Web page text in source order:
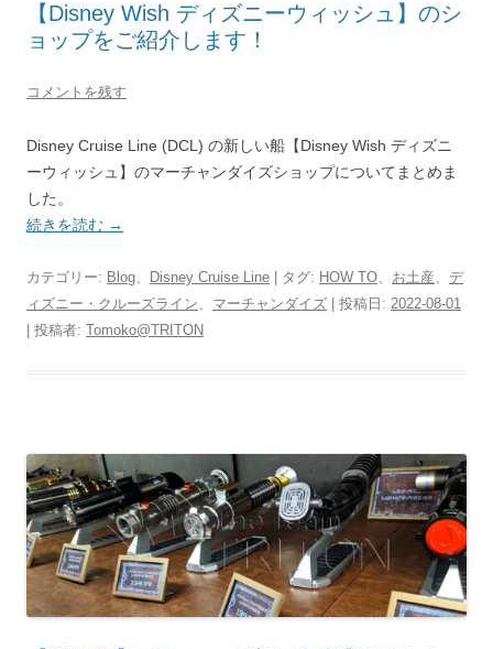
【Disney Wish ディズニーウィッシュ】のシ
ョップをご紹介します！
コメントを残す
Disney Cruise Line (DCL) の新しい船【Disney Wish ディズニ
ーウィッシュ】のマーチャンダイズショップについてまとめま
した。
続きを読む →
カテゴリー: Blog、 Disney Cruise Line | タグ: HOW TO、 お土産、 デ
ィズニー・クルーズライン、 マーチャンダイズ | 投稿日: 2022-08-01
投稿者: Tomoko@TRITON